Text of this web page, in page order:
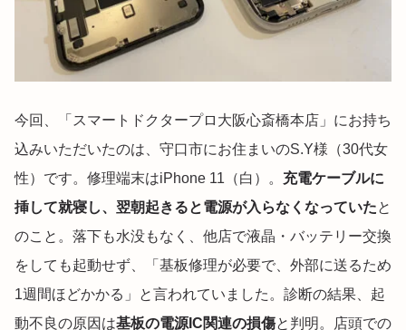
今回、「スマートドクタープロ大阪心斎橋本店」にお持ち
込みいただいたのは、守口市にお住まいのS.Y様（30代女
性）です。修理端末はiPhone 11（白）。 充電ケーブルに
挿して就寝し、翌朝起きると電源が入らなくなっていたと
のこと。落下も水没もなく、他店で液晶・バッテリー交換
をしても起動せず、「基板修理が必要で、外部に送るため
1週間ほどかかる」と言われていました。診断の結果、起
動不良の原因は基板の電源IC関連の損傷と判明。店頭での